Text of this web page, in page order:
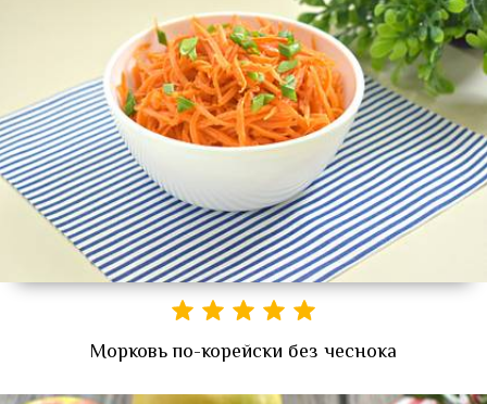
Морковь по-корейски без чеснока